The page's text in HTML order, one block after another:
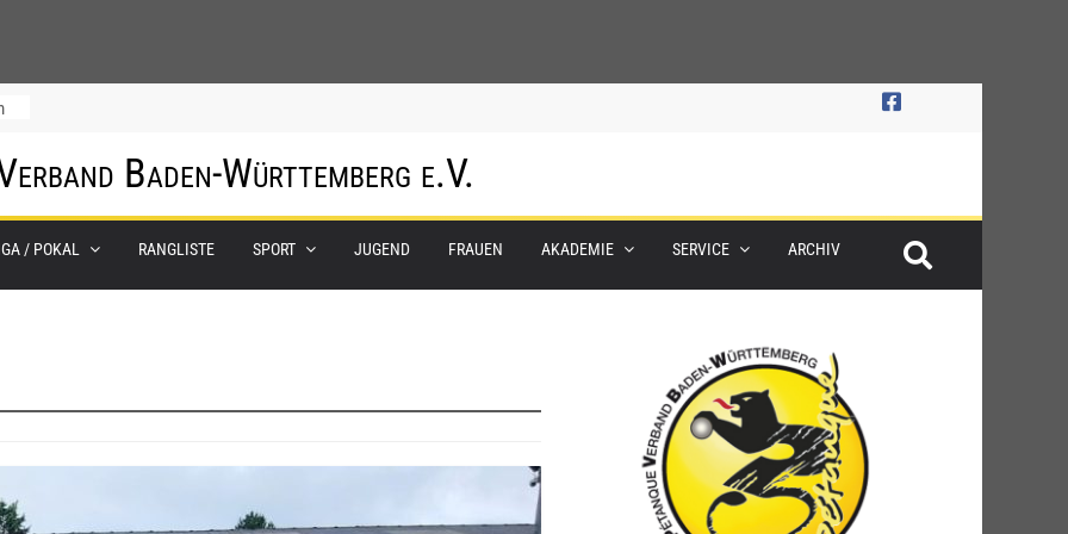
Baden-Württemberg e.V.
/ POKAL RANGLISTE SPORT JUGEND FRAUEN AKADEMIE SERVICE ARCHIV